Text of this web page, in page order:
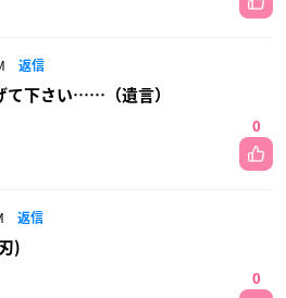
返信
て下さい……（遺言）
0
返信
)
0